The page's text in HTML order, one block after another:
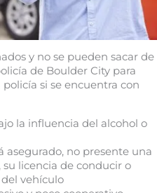
y no se pueden sacar de
de Boulder City para
si se encuentra con
la influencia del alcohol o
asegurado, no presente una
licencia de conducir o
vehículo